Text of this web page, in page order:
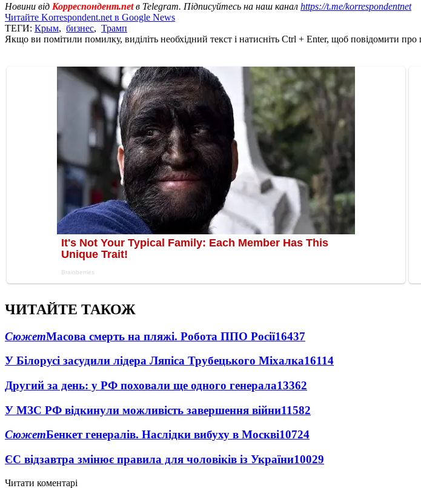
Новини від Корреспондент.netв Telegram. Підписуйтесь на наш канал https://t.me/korrespondentnet
Читайте Korrespondent.net в Google News
ТЕГИ: Крым, бизнес, Трамп
Якщо ви помітили помилку, виділіть необхідний текст і натисніть Ctrl + Enter, щоб повідомити про
ЧИТАЙТЕ ТАКОЖ
СюжетМасова смерть на пляжі. Робота ППО Росії16437
У Білорусі засудили лідера Ляпіса Трубецького Міхалка16114
Другий за день: у РФ поховали ще одного генерала13362
У МЗС РФ відкинули можливість завершення війни11582
СюжетБенкет генералів. Наслідки вибуху в Москві10724
ЄС відзавтра змінює правила для чоловіків із України10029
Читати коментарі